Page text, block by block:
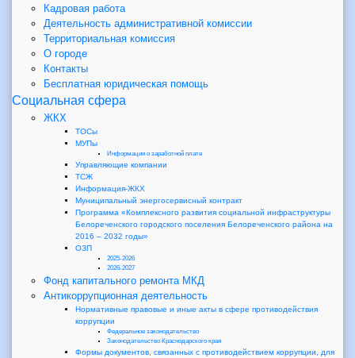
Кадровая работа
Деятельность административной комиссии
Территориальная комиссия
О городе
Контакты
Бесплатная юридическая помощь
Социальная сфера
ЖКХ
ТОСы
МУПы
Информация о заработной плате
Управляющие компании
ТСЖ
Информация-ЖКХ
Муниципальный энергосервисный контракт
Программа «Комплексного развития социальной инфраструктуры
Белореченского городского поселения Белореченского района на
2016 – 2032 годы»
ОЗП
2025-2026
2026-2027
Фонд капитального ремонта МКД
Антикоррупционная деятельность
Нормативные правовые и иные акты в сфере противодействия
коррупции
Федеральное законодательство
Законодательство Краснодарского края
Формы документов, связанных с противодействием коррупции, для